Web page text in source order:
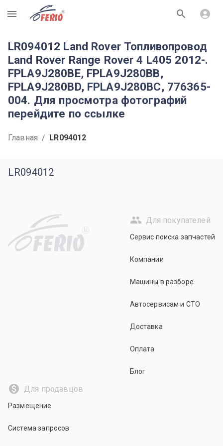
R
LR094012 Land Rover Топливопровод
Land Rover Range Rover 4 L405 2012-.
FPLA9J280BE, FPLA9J280BB,
FPLA9J280BD, FPLA9J280BC, 776365-
004. Для просмотра фотографий
перейдите по ссылке
Главная / LR094012
LR094012
R
Для покупателей
Сервис поиска запчастей
Компании
Машины в разборе
Автосервисам и СТО
Доставка
Оплата
Блог
Для продавцов
Размещение
Система запросов